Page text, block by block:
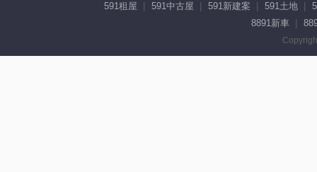
591租屋 591中古屋 591新建案 591土地
8891新車